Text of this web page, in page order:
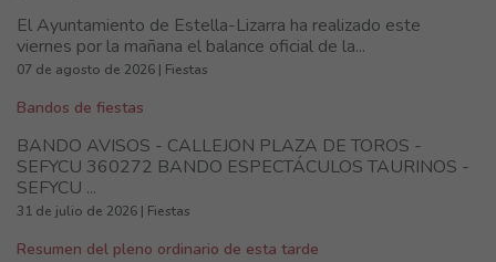
El Ayuntamiento de Estella-Lizarra ha realizado este
viernes por la mañana el balance oficial de la...
07 de agosto de 2026 | Fiestas
Bandos de fiestas
BANDO AVISOS - CALLEJON PLAZA DE TOROS -
SEFYCU 360272 BANDO ESPECTÁCULOS TAURINOS -
SEFYCU ...
31 de julio de 2026 | Fiestas
Resumen del pleno ordinario de esta tarde